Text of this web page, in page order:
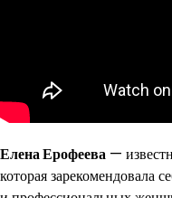
Елена Ерофеева —
которая зарекомендовала